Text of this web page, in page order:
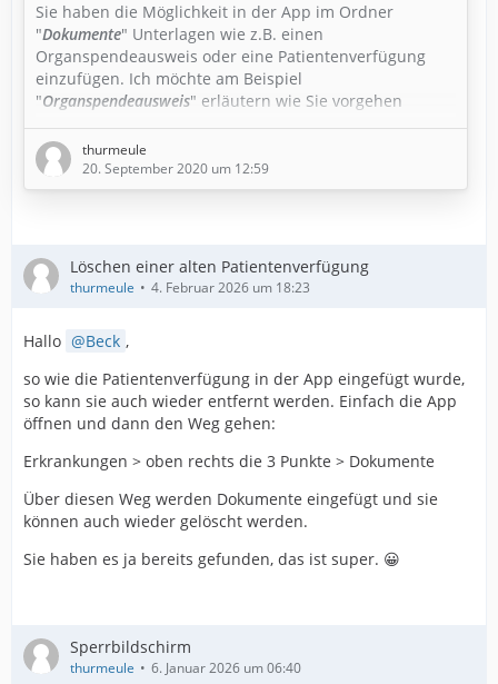
Sie haben die Möglichkeit in der App im Ordner
"Dokumente" Unterlagen wie z.B. einen
Organspendeausweis oder eine Patientenverfügung
einzufügen. Ich möchte am Beispiel
"Organspendeausweis" erläutern wie Sie vorgehen
müssen. Mit dieser Anleitung können Sie auch weitere
Unterlagen im Ordner "
WICHTIG!!!
eine PDF Datei sein, es sollte im internen Speicher Ihres
Smartphones liegen und eine eindeutige Bezeichnung
thurmeule
20. September 2020 um 12:59
Löschen einer alten Patientenverfügung
thurmeule 4. Februar 2026 um 18:23
Hallo Beck ,
so wie die Patientenverfügung in der App eingefügt wurde,
so kann sie auch wieder entfernt werden. Einfach die App
öffnen und dann den Weg gehen:
Erkrankungen > oben rechts die 3 Punkte > Dokumente
Über diesen Weg werden Dokumente eingefügt und sie
können auch wieder gelöscht werden.
Sie haben es ja bereits gefunden, das ist super. 😀
Sperrbildschirm
thurmeule 6. Januar 2026 um 06:40